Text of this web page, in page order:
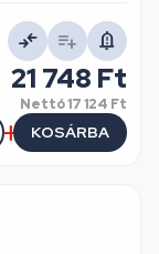
21 748 Ft
Nettó17 124 Ft
KOSÁRBA